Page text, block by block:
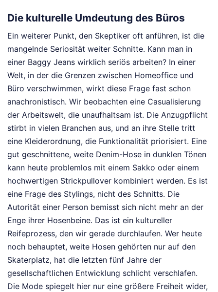
Die kulturelle Umdeutung des Büros
Ein weiterer Punkt, den Skeptiker oft anführen, ist die
mangelnde Seriosität weiter Schnitte. Kann man in
einer Baggy Jeans wirklich seriös arbeiten? In einer
Welt, in der die Grenzen zwischen Homeoffice und
Büro verschwimmen, wirkt diese Frage fast schon
anachronistisch. Wir beobachten eine Casualisierung
der Arbeitswelt, die unaufhaltsam ist. Die Anzugpflicht
stirbt in vielen Branchen aus, und an ihre Stelle tritt
eine Kleiderordnung, die Funktionalität priorisiert. Eine
gut geschnittene, weite Denim-Hose in dunklen Tönen
kann heute problemlos mit einem Sakko oder einem
hochwertigen Strickpullover kombiniert werden. Es ist
eine Frage des Stylings, nicht des Schnitts. Die
Autorität einer Person bemisst sich nicht mehr an der
Enge ihrer Hosenbeine. Das ist ein kultureller
Reifeprozess, den wir gerade durchlaufen. Wer heute
noch behauptet, weite Hosen gehörten nur auf den
Skaterplatz, hat die letzten fünf Jahre der
gesellschaftlichen Entwicklung schlicht verschlafen.
Die Mode spiegelt hier nur eine größere Freiheit wider,